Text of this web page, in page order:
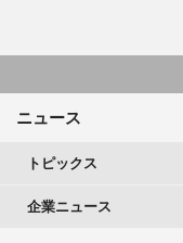
ニュース
トピックス
企業ニュース